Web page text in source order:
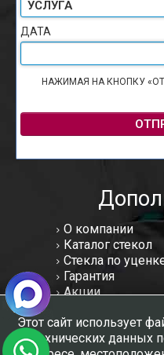
ДАТА
НАЖИМАЯ НА КНОПКУ
О компании
Каталог стекол
Стекла по
Гарантия
Акции
Отзывы
Вакансии
Этот сайт использует
технических данных